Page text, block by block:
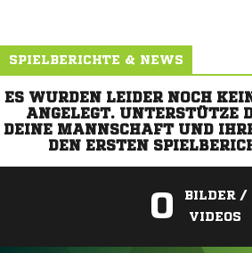
SPIELBERICHTE & NEWS
ES WURDEN LEIDER NOCH
ANGELEGT. UNTERSTÜTZE
DEINE MANNSCHAFT UND
DEN ERSTEN
0
BILDER /
VIDEOS